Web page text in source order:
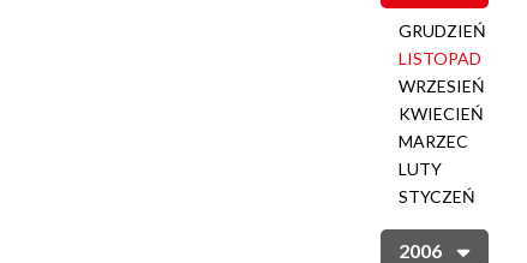
GRUDZIEŃ
LISTOPAD
WRZESIEŃ
KWIECIEŃ
MARZEC
LUTY
STYCZEŃ
2006